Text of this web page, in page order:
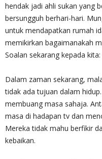
hendak jadi ahli sukan yang
bersungguh berhari-hari.
untuk mendapatkan rumah
memikirkan bagaimanakah
Soalan sekarang kepada
Dalam zaman sekarang,
tidak ada tujuan dalam
membuang masa sahaja.
masa di hadapan tv dan
Mereka tidak mahu berfikir
kebaikan.